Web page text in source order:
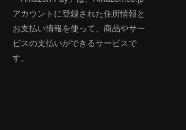
アカウントに登録された住所情報と
お支払い情報を使って、商品やサー
ビスの支払いができるサービスで
す。